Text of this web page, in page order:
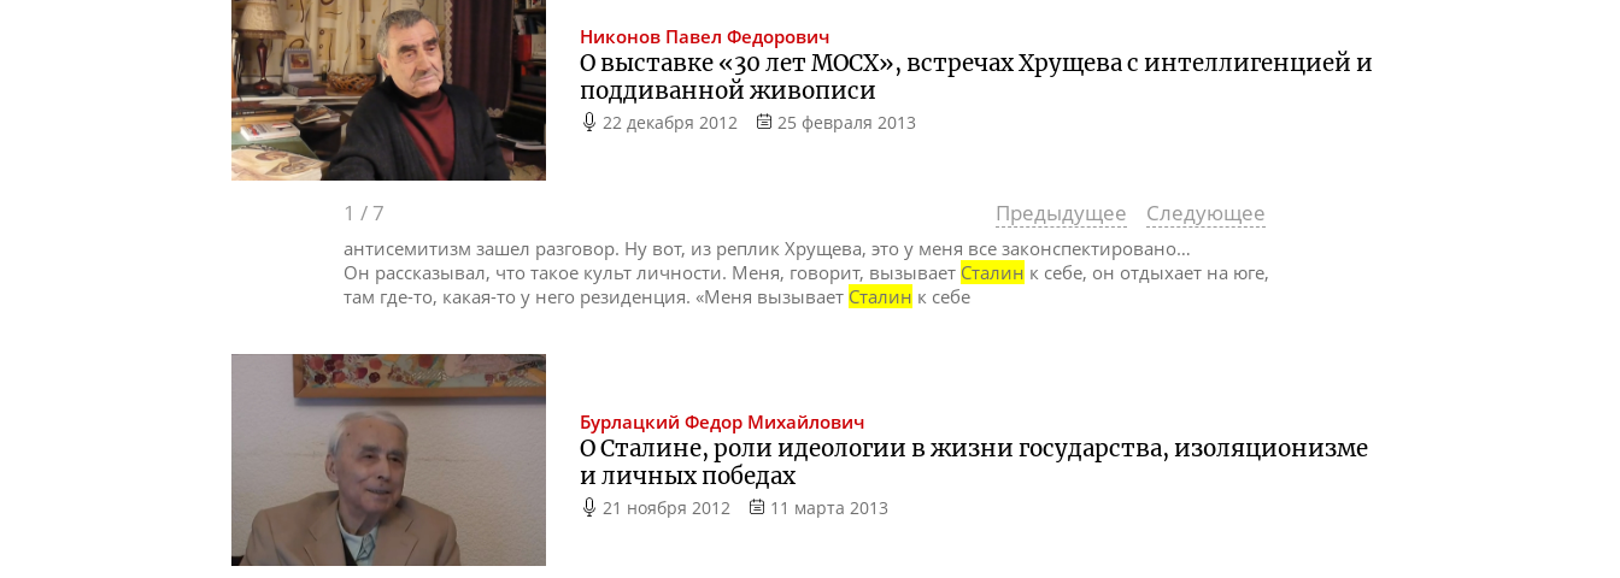
Никонов Павел Федорович
О выставке «30 лет МОСХ», встречах Хрущева с интеллигенцией и
поддиванной живописи
22 декабря 2012 25 февраля 2013
1 / 7 Предыдущее Следующее
антисемитизм зашел разговор. Ну вот, из реплик Хрущева, это у меня все законспектировано…
Он рассказывал, что такое культ личности. Меня, говорит, вызывает Сталин к себе, он отдыхает на юге,
там где-то, какая-то у него резиденция. «Меня вызывает Сталин к себе
Бурлацкий Федор Михайлович
О Cталине, роли идеологии в жизни государства, изоляционизме
и личных победах
21 ноября 2012 11 марта 2013